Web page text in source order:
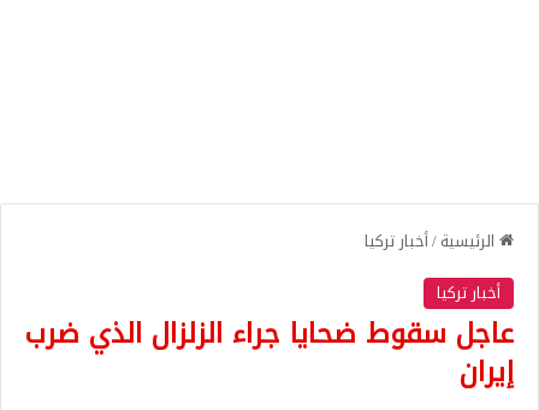
الرئيسية/أخبار تركيا
أخبار تركيا
عاجل سقوط ضحايا جراء الزلزال الذي ضرب
إيران